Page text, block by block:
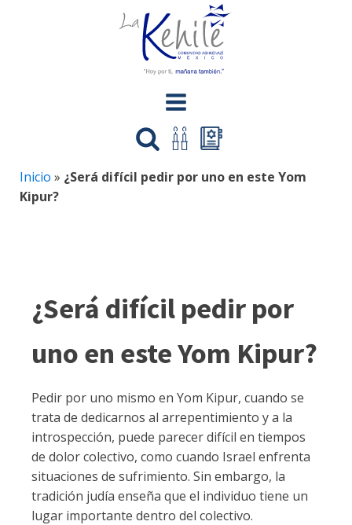
Inicio » ¿Será difícil pedir por uno en este Yom
Kipur?
¿Será difícil pedir por
uno en este Yom Kipur?
Pedir por uno mismo en Yom Kipur, cuando se
trata de dedicarnos al arrepentimiento y a la
introspección, puede parecer difícil en tiempos
de dolor colectivo, como cuando Israel enfrenta
situaciones de sufrimiento. Sin embargo, la
tradición judía enseña que el individuo tiene un
lugar importante dentro del colectivo.